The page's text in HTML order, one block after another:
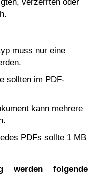
muss nur eine
sollten im PDF-
kann mehrere
PDFs sollte 1 MB
werden folgende